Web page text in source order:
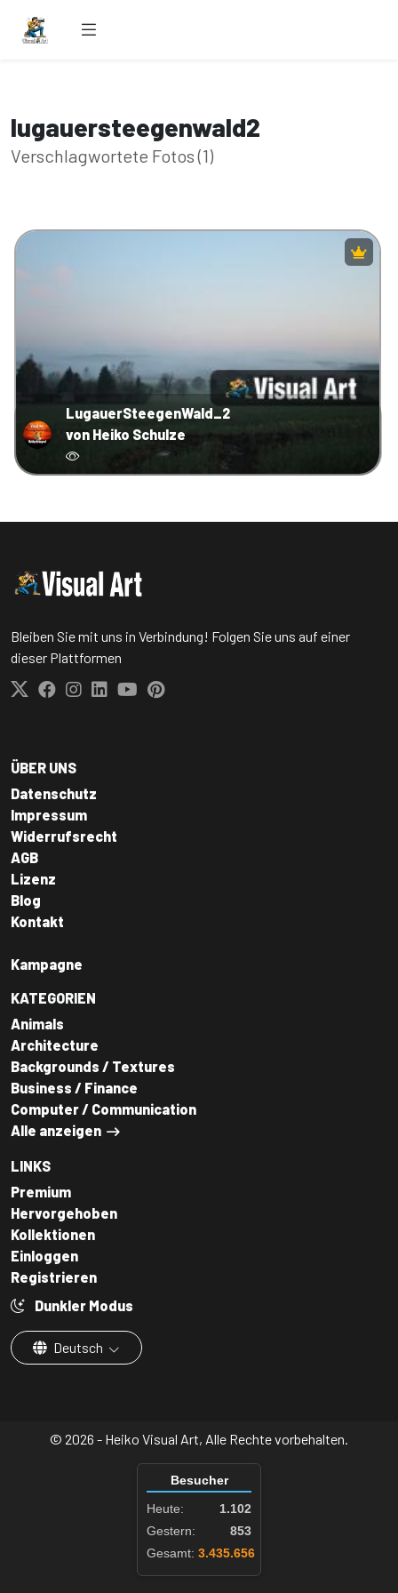
lugauersteegenwald2
Verschlagwortete Fotos (1)
LugauerSteegenWald_2
von Heiko Schulze
Bleiben Sie mit uns in Verbindung! Folgen Sie uns auf einer
dieser Plattformen
ÜBER UNS
Datenschutz
Impressum
Widerrufsrecht
AGB
Lizenz
Blog
Kontakt
Kampagne
KATEGORIEN
Animals
Architecture
Backgrounds / Textures
Business / Finance
Computer / Communication
Alle anzeigen
LINKS
Premium
Hervorgehoben
Kollektionen
Einloggen
Registrieren
Dunkler Modus
Deutsch
© 2026 - Heiko Visual Art, Alle Rechte vorbehalten.
Besucher
Heute:
1.102
Gestern:
853
Gesamt: 3.435.656